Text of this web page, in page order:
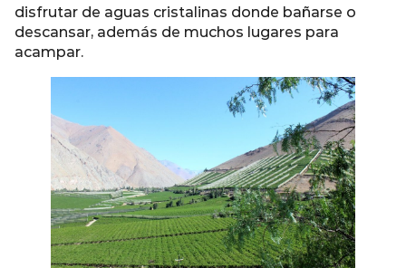
disfrutar de aguas cristalinas donde bañarse o
descansar, además de muchos lugares para
acampar.